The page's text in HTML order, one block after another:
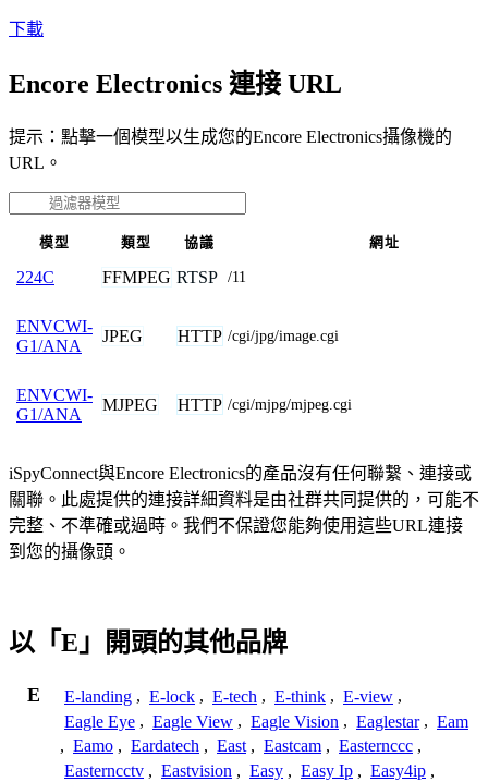
下載
Encore Electronics 連接 URL
提示：點擊一個模型以生成您的Encore Electronics攝像機的
URL。
模型 類型 協議 網址
224C FFMPEG RTSP /11
ENVCWI-
G1/ANA
JPEG HTTP /cgi/jpg/image.cgi
ENVCWI-
G1/ANA
MJPEG HTTP /cgi/mjpg/mjpeg.cgi
iSpyConnect與Encore Electronics的產品沒有任何聯繫、連接或
關聯。此處提供的連接詳細資料是由社群共同提供的，可能不
完整、不準確或過時。我們不保證您能夠使用這些URL連接
到您的攝像頭。
以「E」開頭的其他品牌
E E-landing , E-lock , E-tech , E-think , E-view ,
Eagle Eye , Eagle View , Eagle Vision , Eaglestar , Eam
, Eamo , Eardatech , East , Eastcam , Easternccc ,
Easterncctv , Eastvision , Easy , Easy Ip , Easy4ip ,